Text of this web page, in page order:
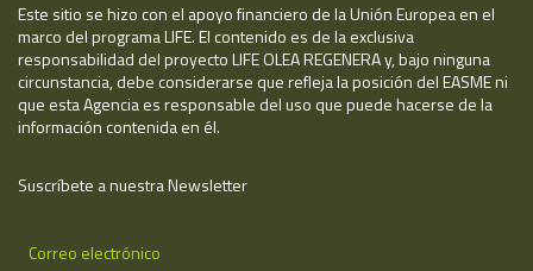
Este sitio se hizo con el apoyo financiero de la Unión Europea en el
marco del programa LIFE. El contenido es de la exclusiva
responsabilidad del proyecto LIFE OLEA REGENERA y, bajo ninguna
circunstancia, debe considerarse que refleja la posición del EASME ni
que esta Agencia es responsable del uso que puede hacerse de la
información contenida en él.
Suscríbete a nuestra Newsletter